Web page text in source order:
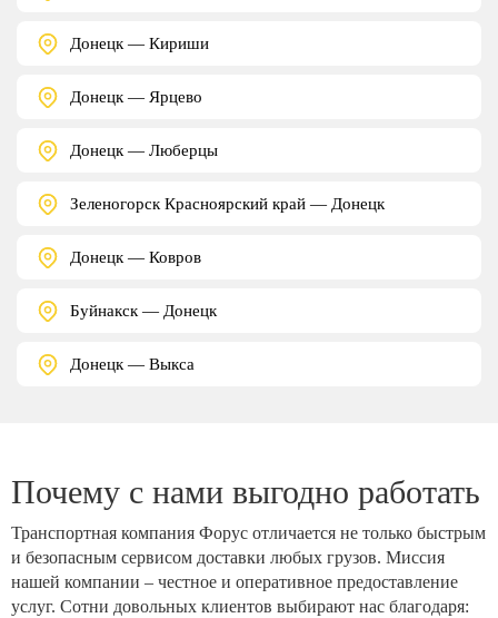
Донецк — Кириши
Донецк — Ярцево
Донецк — Люберцы
Зеленогорск Красноярский край — Донецк
Донецк — Ковров
Буйнакск — Донецк
Донецк — Выкса
Почему с нами выгодно работать
Транспортная компания Форус отличается не только быстрым
и безопасным сервисом доставки любых грузов. Миссия
нашей компании – честное и оперативное предоставление
услуг. Сотни довольных клиентов выбирают нас благодаря: